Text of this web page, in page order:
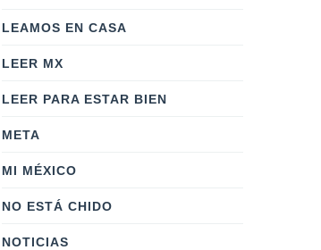
LEAMOS EN CASA
LEER MX
LEER PARA ESTAR BIEN
META
MI MÉXICO
NO ESTÁ CHIDO
NOTICIAS